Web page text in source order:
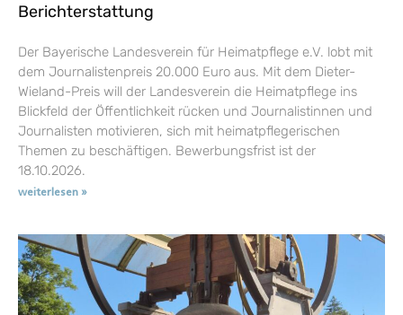
Berichterstattung
Der Bayerische Landesverein für Heimatpflege e.V. lobt mit
dem Journalistenpreis 20.000 Euro aus. Mit dem Dieter-
Wieland-Preis will der Landesverein die Heimatpflege ins
Blickfeld der Öffentlichkeit rücken und Journalistinnen und
Journalisten motivieren, sich mit heimatpflegerischen
Themen zu beschäftigen. Bewerbungsfrist ist der
18.10.2026.
weiterlesen »